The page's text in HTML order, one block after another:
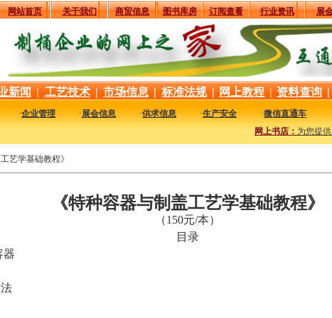
网站首页 关于我们 商贸信息 图书库房 订阅查看 行业资讯 展
新闻 | 工艺技术 | 市场信息 | 标准法规 | 网上教程 | 资料查询 |
·企业管理 ·展会信息 ·供求信息 ·生产安全 ·微信直通车
网上书店：为您提供
艺学基础教程》
《特种容器与制盖工艺学基础教程》
（150元/本）
目录
器